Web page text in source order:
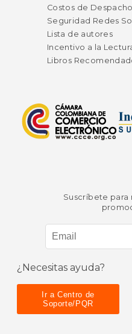
Costos de Despacho
Seguridad Redes
Lista de autores
Incentivo a la
Libros
Suscríbete para
¿Necesitas ayuda?
Ir a Centro de
Soporte/PQR